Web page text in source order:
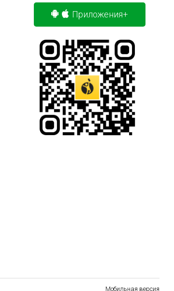
Приложения+
Мобильная версия